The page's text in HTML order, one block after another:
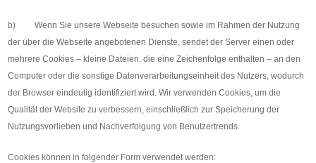
b) Wenn Sie unsere Webseite besuchen sowie im Rahmen der Nutzung
der über die Webseite angebotenen Dienste, sendet der Server einen oder
mehrere Cookies – kleine Dateien, die eine Zeichenfolge enthalten – an den
Computer oder die sonstige Datenverarbeitungseinheit des Nutzers, wodurch
der Browser eindeutig identifiziert wird. Wir verwenden Cookies, um die
Qualität der Website zu verbessern, einschließlich zur Speicherung der
Nutzungsvorlieben und Nachverfolgung von Benutzertrends.
Cookies können in folgender Form verwendet werden: